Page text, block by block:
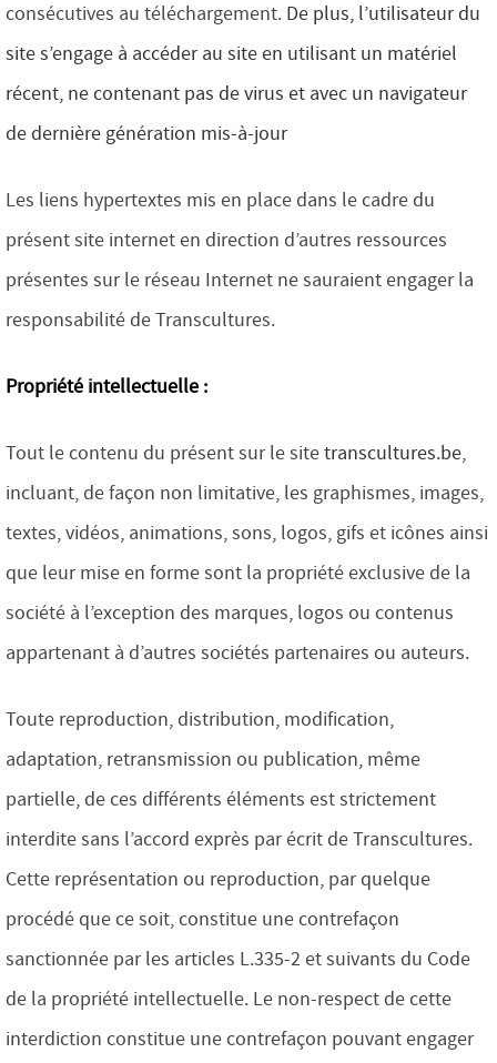
consécutives au téléchargement. De plus, l’utilisateur du
site s’engage à accéder au site en utilisant un matériel
récent, ne contenant pas de virus et avec un navigateur
de dernière génération mis-à-jour
Les liens hypertextes mis en place dans le cadre du
présent site internet en direction d’autres ressources
présentes sur le réseau Internet ne sauraient engager la
responsabilité de Transcultures.
Propriété intellectuelle :
Tout le contenu du présent sur le sitetranscultures.be,
incluant, de façon non limitative, les graphismes, images,
textes, vidéos, animations, sons, logos, gifs et icônes ainsi
que leur mise en forme sont la propriété exclusive de la
société à l’exception des marques, logos ou contenus
appartenant à d’autres sociétés partenaires ou auteurs.
Toute reproduction, distribution, modification,
adaptation, retransmission ou publication, même
partielle, de ces différents éléments est strictement
interdite sans l’accord exprès par écrit de Transcultures.
Cette représentation ou reproduction, par quelque
procédé que ce soit, constitue une contrefaçon
sanctionnée par les articles L.335-2 et suivants du Code
de la propriété intellectuelle. Le non-respect de cette
interdiction constitue une contrefaçon pouvant engager